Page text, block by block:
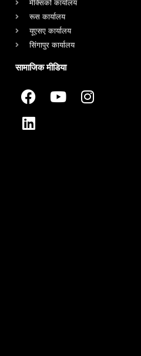
मेक्सिको कार्यालय
रूस कार्यालय
यूएसए कार्यालय
सिंगापुर कार्यालय
सामाजिक मीडिया